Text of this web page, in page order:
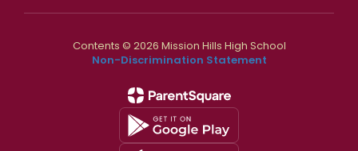
Contents © 2026 Mission Hills High School
Non-Discrimination Statement